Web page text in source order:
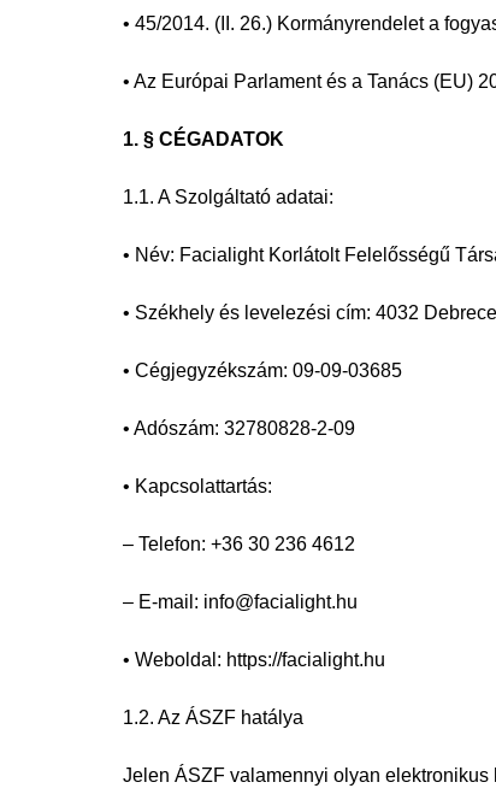
• 45/2014. (II. 26.) Kormányrendelet a
• Az Európai Parlament és a Tanács (EU)
1. § CÉGADATOK
1.1. A Szolgáltató adatai:
• Név: Facialight Korlátolt Felelősségű
• Székhely és levelezési cím: 4032
• Cégjegyzékszám: 09-09-03685
• Adószám: 32780828-2-09
• Kapcsolattartás:
– Telefon: +36 30 236 4612
– E-mail: info@facialight.hu
• Weboldal: https://facialight.hu
1.2. Az ÁSZF hatálya
Jelen ÁSZF valamennyi olyan